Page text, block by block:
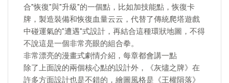
合"恢復"與"升級"的一個點，比如加技能點，恢復卡
牌，製造裝備和恢復血量云云，代替了傳統爬塔遊戲
中碰運氣的"遭遇"式設計，再結合這種環狀地圖，不得
不說這是一個非常亮眼的組合拳。
非常漂亮的漫畫式劇情介紹，每章都會講一點
除了上面說的兩個核心點的設計外，《灰燼之牌》在
許多方面設計也是不錯的，繪圖風格是《王權隕落》